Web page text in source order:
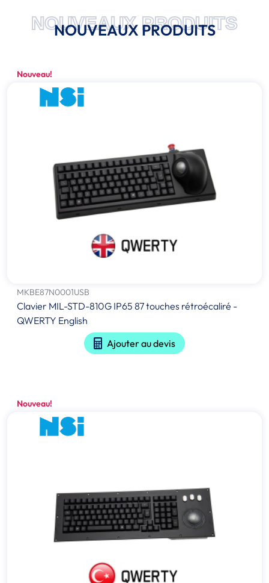
NOUVEAUX PRODUITS
NOUVEAUX PRODUITS
Nouveau!
MKBE87N0001USB
Clavier MIL-STD-810G IP65 87 touches rétroécaliré -
QWERTY English
Ajouter au devis
Nouveau!